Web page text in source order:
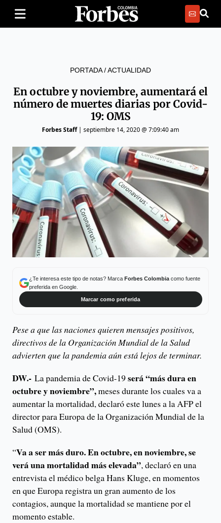
PORTADA/ACTUALIDAD
En octubre y noviembre, aumentará el
número de muertes diarias por Covid-
19: OMS
Forbes Staff| septiembre 14, 2020 @ 7:09:40 am
¿Te interesa este tipo de notas? Marca Forbes Colombiacomo fuente
preferida en Google.
Marcar como preferida
Pese a que las naciones quieren mensajes positivos,
directivos de la Organización Mundial de la Salud
advierten que la pandemia aún está lejos de terminar.
DW.- La pandemia de Covid-19 será “más dura en
octubre y noviembre”,meses durante los cuales va a
aumentar la mortalidad, declaró este lunes a la AFP el
director para Europa de la Organización Mundial de la
Salud (OMS).
“Va a ser más duro. En octubre, en noviembre, se
verá una mortalidad más elevada”, declaró en una
entrevista el médico belga Hans Kluge, en momentos
en que Europa registra un gran aumento de los
contagios, aunque la mortalidad se mantiene por el
momento estable.